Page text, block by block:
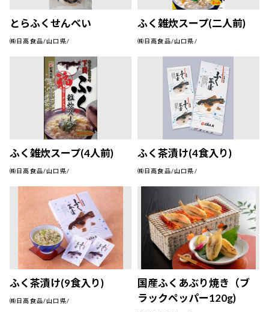
とらふくせんべい
㈱日高食品/山口県/
ふく雑炊スープ(二人前)
㈱日高食品/山口県/
ふく雑炊スープ(4人前)
㈱日高食品/山口県/
ふく茶漬け(4食入り)
㈱日高食品/山口県/
ふく茶漬け(9食入り)
㈱日高食品/山口県/
国産ふくあぶり焼き（ブ
ラックペッパー120g)